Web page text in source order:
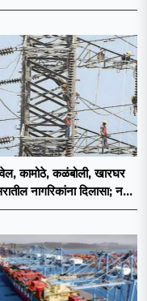
निकष निश्चित
कामोठे, कळंबोली, खारघर
नागरिकांना दिलासा; नवी
वीज पुरवठ्यासाठी महावितरणची